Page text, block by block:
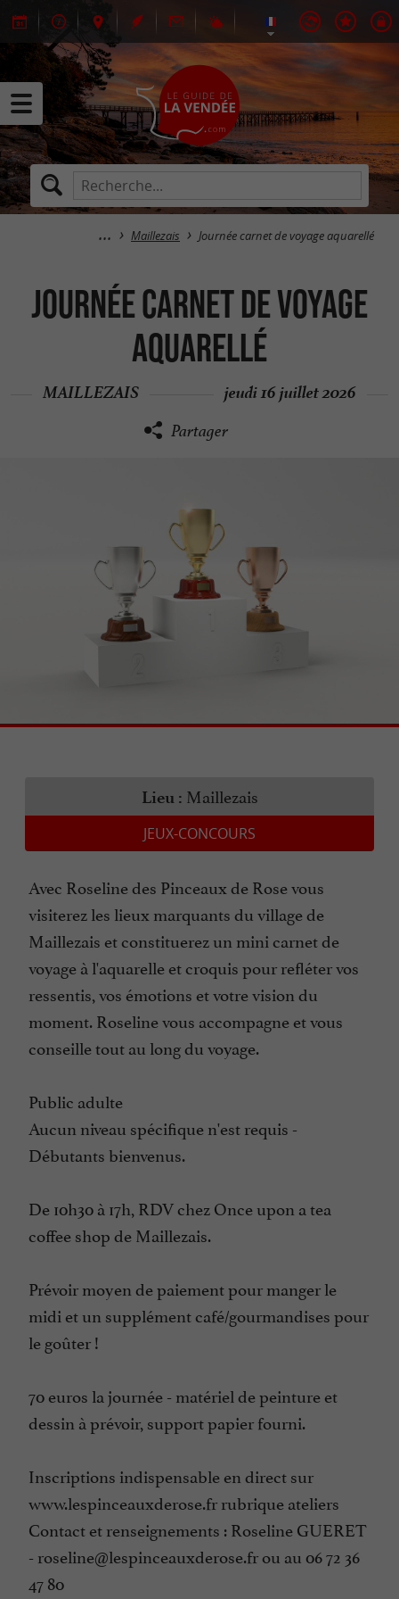
Maillezais Journée carnet de voyage aquarellé
Journée carnet de voyage
aquarellé
MAILLEZAIS jeudi 16 juillet 2026
Partager
Lieu : Maillezais
JEUX-CONCOURS
Avec Roseline des Pinceaux de Rose vous
visiterez les lieux marquants du village de
Maillezais et constituerez un mini carnet de
voyage à l'aquarelle et croquis pour refléter vos
ressentis, vos émotions et votre vision du
moment. Roseline vous accompagne et vous
conseille tout au long du voyage.
Public adulte
Aucun niveau spécifique n'est requis -
Débutants bienvenus.
De 10h30 à 17h, RDV chez Once upon a tea
coffee shop de Maillezais.
Prévoir moyen de paiement pour manger le
midi et un supplément café/gourmandises pour
le goûter !
70 euros la journée - matériel de peinture et
dessin à prévoir, support papier fourni.
Inscriptions indispensable en direct sur
www.lespinceauxderose.fr rubrique ateliers
Contact et renseignements : Roseline GUERET
- roseline@lespinceauxderose.fr ou au 06 72 36
47 80